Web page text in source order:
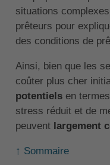
situations
prêteurs pour
des conditions de
Ainsi, bien que les
coûter plus cher
potentielsen
stress réduit et de
peuvent largement
↑ Sommaire